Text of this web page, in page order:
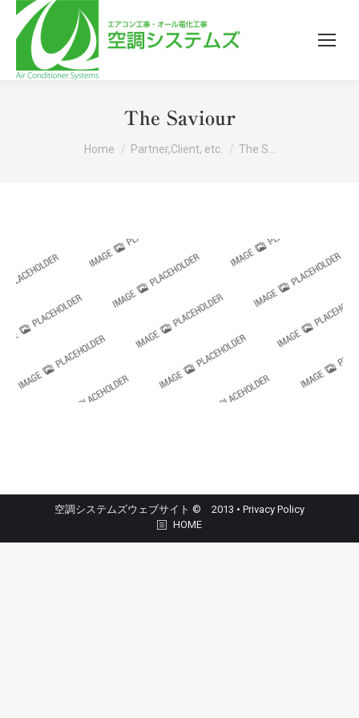
The Saviour
You are here:
Home Partner,Client, etc. The S…
空調システムズウェブサイト © 2013 • Privacy Policy
HOME